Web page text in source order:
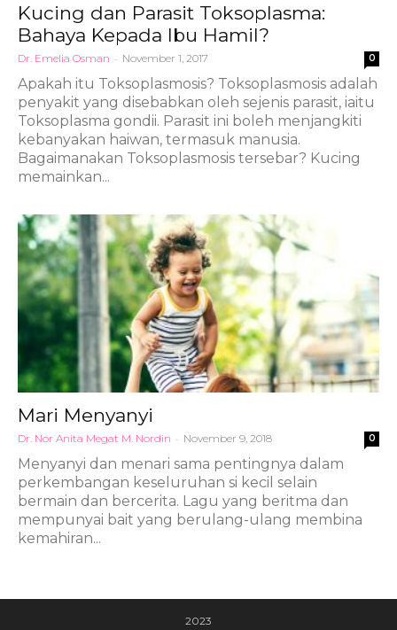
Kucing dan Parasit Toksoplasma:
Bahaya Kepada Ibu Hamil?
Dr. Emelia Osman - November 1, 2017 0
Apakah itu Toksoplasmosis? Toksoplasmosis adalah
penyakit yang disebabkan oleh sejenis parasit, iaitu
Toksoplasma gondii. Parasit ini boleh menjangkiti
kebanyakan haiwan, termasuk manusia.
Bagaimanakan Toksoplasmosis tersebar? Kucing
memainkan...
Mari Menyanyi
Dr. Nor Anita Megat M. Nordin - November 9, 2018 0
Menyanyi dan menari sama pentingnya dalam
perkembangan keseluruhan si kecil selain
bermain dan bercerita. Lagu yang beritma dan
mempunyai bait yang berulang-ulang membina
kemahiran...
2023